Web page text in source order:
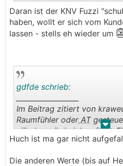
.
Daran ist der KNV Fuzzi
haben, wollt er sich vom
lassen - stells eh wieder um
. .
gdfde schrieb:
Im Beitrag zitiert von
Raumfühler oderAT
uiii, das würde ich auf alle
umstellen, weil sie dann
Huch ist ma gar nicht
Die anderen Werte (bis auf